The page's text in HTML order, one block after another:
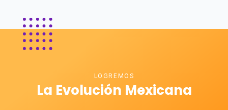
LOGREMOS
La Evolución Mexicana